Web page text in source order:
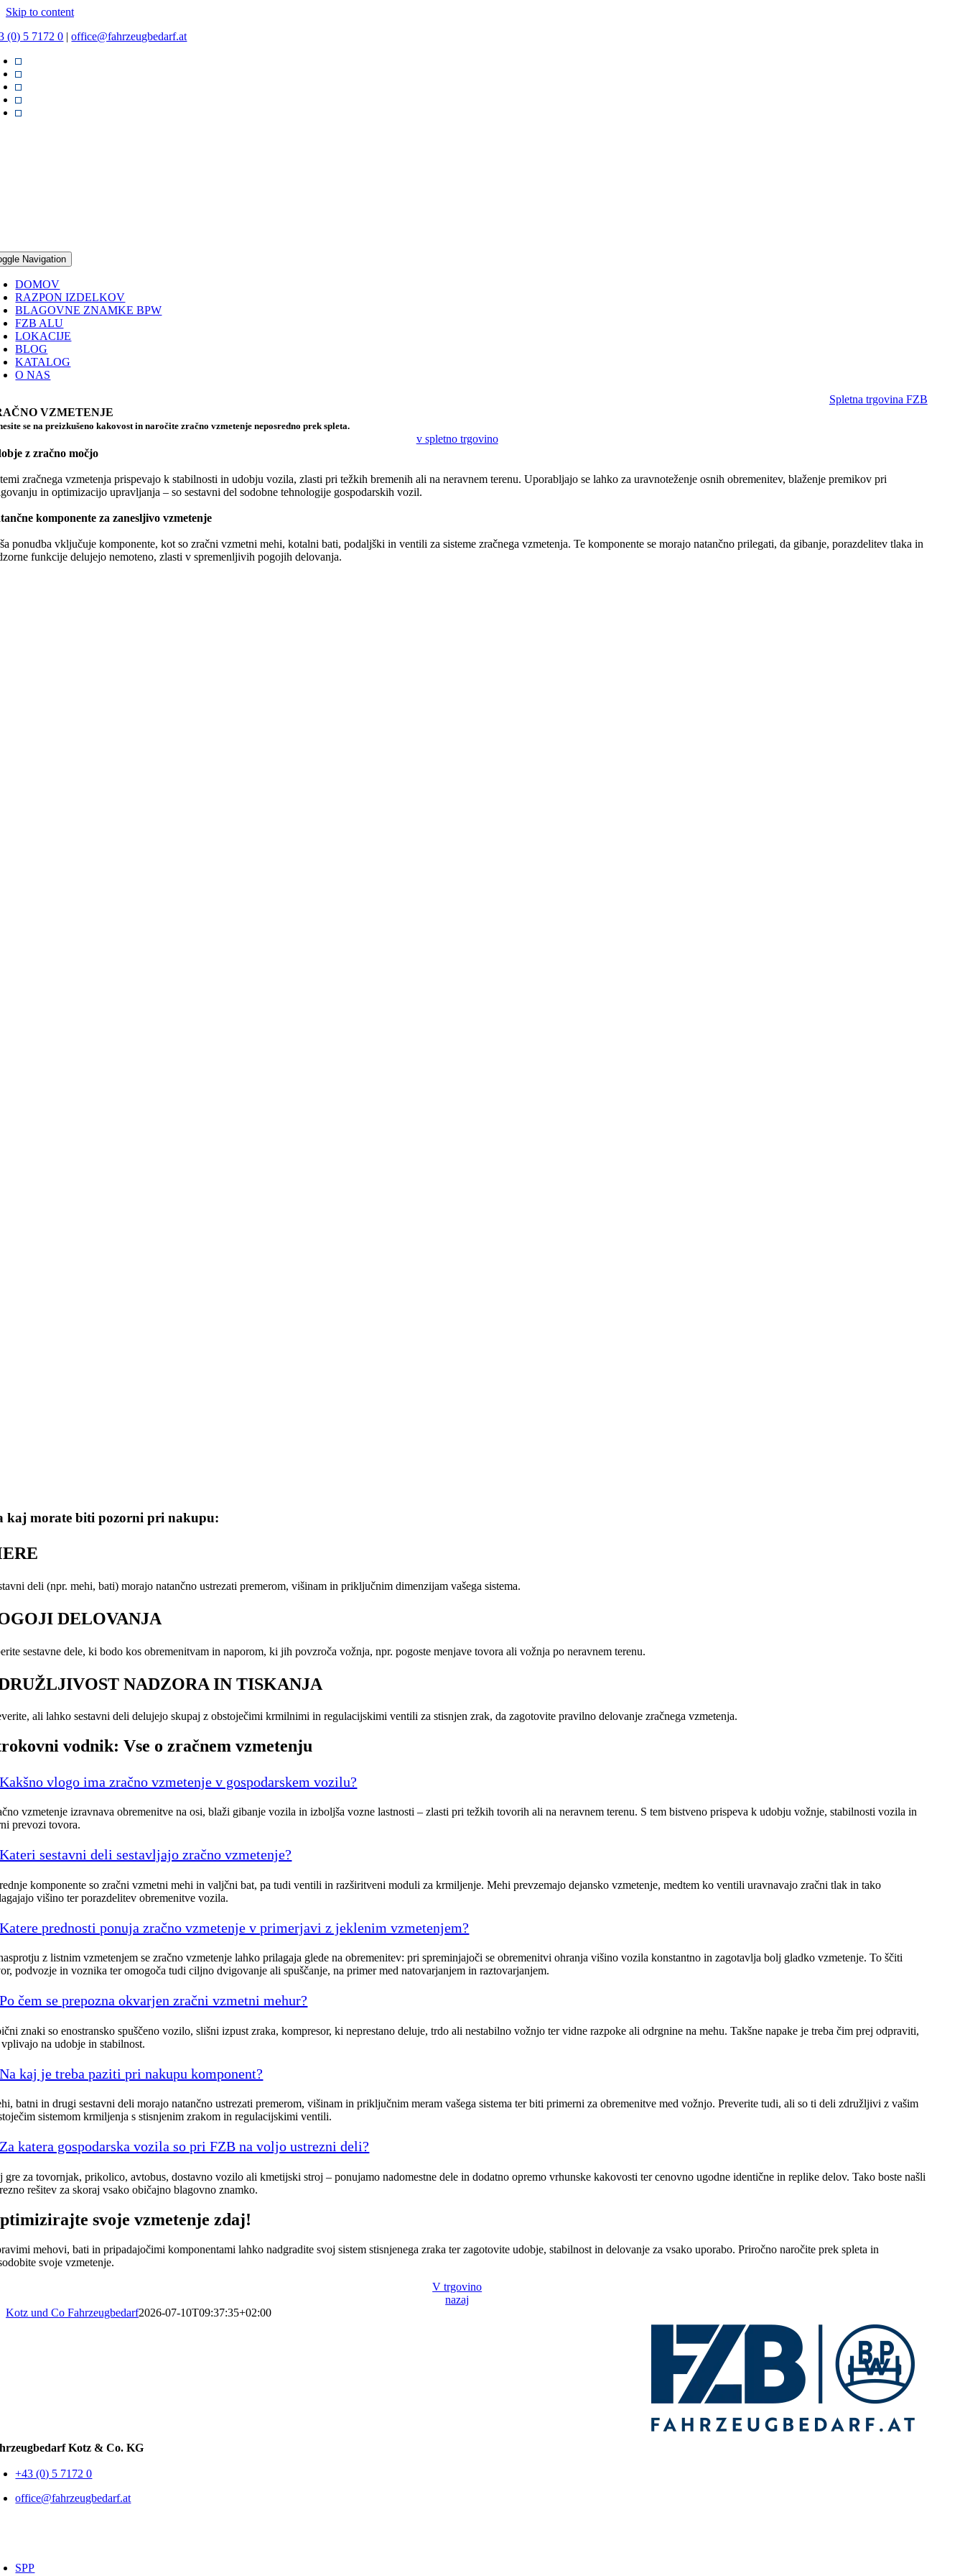
Skip to content
(0) 5 7172 0 |office@fahrzeugbedarf.at
Navigation
DOMOV
RAZPON IZDELKOV
BLAGOVNE ZNAMKE BPW
FZB ALU
LOKACIJE
BLOG
KATALOG
O NAS
Spletna trgovina FZB
VZMETENJE
se na preizkušeno kakovost in naročite zračno vzmetenje neposredno prek spleta.
v spletno trgovino
z zračno močjo
zračnega vzmetenja prispevajo k stabilnosti in udobju vozila, zlasti pri težkih bremenih ali na neravnem terenu. Uporabljajo se lahko za uravnoteženje osnih obremenitev, blaženje premikov pri
in optimizacijo upravljanja – so sestavni del sodobne tehnologije gospodarskih vozil.
komponente za zanesljivo vzmetenje
ponudba vključuje komponente, kot so zračni vzmetni mehi, kotalni bati, podaljški in ventili za sisteme zračnega vzmetenja. Te komponente se morajo natančno prilegati, da gibanje, porazdelitev tlaka in
funkcije delujejo nemoteno, zlasti v spremenljivih pogojih delovanja.
kaj morate biti pozorni pri nakupu:
deli (npr. mehi, bati) morajo natančno ustrezati premerom, višinam in priključnim dimenzijam vašega sistema.
DELOVANJA
sestavne dele, ki bodo kos obremenitvam in naporom, ki jih povzroča vožnja, npr. pogoste menjave tovora ali vožnja po neravnem terenu.
NADZORA IN TISKANJA
ali lahko sestavni deli delujejo skupaj z obstoječimi krmilnimi in regulacijskimi ventili za stisnjen zrak, da zagotovite pravilno delovanje zračnega vzmetenja.
vodnik: Vse o zračnem vzmetenju
Kakšno vlogo ima zračno vzmetenje v gospodarskem vozilu?
vzmetenje izravnava obremenitve na osi, blaži gibanje vozila in izboljša vozne lastnosti – zlasti pri težkih tovorih ali na neravnem terenu. S tem bistveno prispeva k udobju vožnje, stabilnosti vozila in
prevozi tovora.
Kateri sestavni deli sestavljajo zračno vzmetenje?
komponente so zračni vzmetni mehi in valjčni bat, pa tudi ventili in razširitveni moduli za krmiljenje. Mehi prevzemajo dejansko vzmetenje, medtem ko ventili uravnavajo zračni tlak in tako
višino ter porazdelitev obremenitve vozila.
Katere prednosti ponuja zračno vzmetenje v primerjavi z jeklenim vzmetenjem?
z listnim vzmetenjem se zračno vzmetenje lahko prilagaja glede na obremenitev: pri spreminjajoči se obremenitvi ohranja višino vozila konstantno in zagotavlja bolj gladko vzmetenje. To ščiti
podvozje in voznika ter omogoča tudi ciljno dvigovanje ali spuščanje, na primer med natovarjanjem in raztovarjanjem.
Po čem se prepozna okvarjen zračni vzmetni mehur?
znaki so enostransko spuščeno vozilo, slišni izpust zraka, kompresor, ki neprestano deluje, trdo ali nestabilno vožnjo ter vidne razpoke ali odrgnine na mehu. Takšne napake je treba čim prej odpraviti,
vplivajo na udobje in stabilnost.
Na kaj je treba paziti pri nakupu komponent?
batni in drugi sestavni deli morajo natančno ustrezati premerom, višinam in priključnim meram vašega sistema ter biti primerni za obremenitve med vožnjo. Preverite tudi, ali so ti deli združljivi z vašim
sistemom krmiljenja s stisnjenim zrakom in regulacijskimi ventili.
Za katera gospodarska vozila so pri FZB na voljo ustrezni deli?
gre za tovornjak, prikolico, avtobus, dostavno vozilo ali kmetijski stroj – ponujamo nadomestne dele in dodatno opremo vrhunske kakovosti ter cenovno ugodne identične in replike delov. Tako boste našli
rešitev za skoraj vsako običajno blagovno znamko.
svoje vzmetenje zdaj!
mehovi, bati in pripadajočimi komponentami lahko nadgradite svoj sistem stisnjenega zraka ter zagotovite udobje, stabilnost in delovanje za vsako uporabo. Priročno naročite prek spleta in
svoje vzmetenje.
V trgovino
nazaj
Kotz und Co Fahrzeugbedarf2026-07-10T09:37:35+02:00
Kotz & Co. KG
+43 (0) 5 7172 0
office@fahrzeugbedarf.at
SPP